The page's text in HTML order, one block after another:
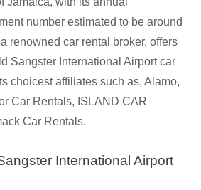
number estimated to be around
renowned car rental broker, offers
Sangster International Airport car
choicest affiliates such as, Alamo,
Car Rentals, ISLAND CAR
Car Rentals.
International Airport